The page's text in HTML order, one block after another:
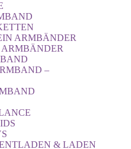
ARMBÄNDER
–
& LADEN